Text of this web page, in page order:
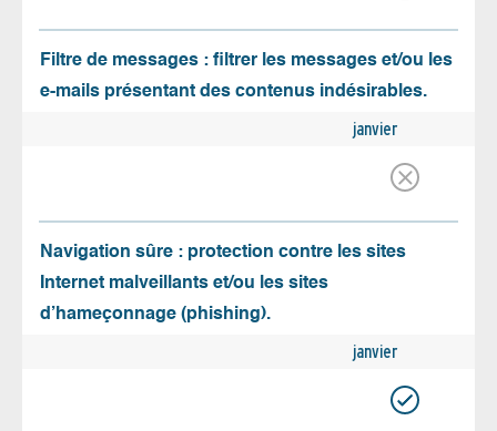
Filtre de messages : filtrer les messages et/ou les
e-mails présentant des contenus indésirables.
janvier
Navigation sûre : protection contre les sites
Internet malveillants et/ou les sites
d’hameçonnage (phishing).
janvier